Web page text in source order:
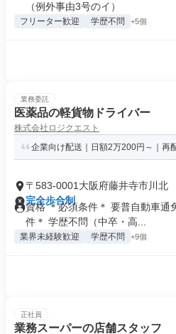
（例外事由3号のイ）
フリーター歓迎 学歴不問 +5個
業務委託
医薬品の軽貨物ドライバー
株式会社ロジクエスト
企業向け配送｜日額2万200円～｜再
〒583-0001大阪府藤井寺市川北
完全歩合制
資格 ＊必須条件＊ 要普自動車通
件＊ 学歴不問（中卒・高...
業界未経験歓迎 学歴不問 +9個
正社員
業務スーパーの店舗スタッフ